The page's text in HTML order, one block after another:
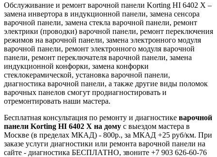
Обслуживание и ремонт варочной панели Korting HI 6402 X –
замена инвертора в индукционной панели, замена сенсора
варочной панели, замена стекла варочной панели, ремонт
электрики (проводки) варочной панели, ремонт переключения
режимов на варочной панели, замена электронного модуля
варочной панели, ремонт электронного модуля варочной
панели, ремонт переключателя варочной панели, замена
индукционной конфорки, замена конфорки
стеклокерамической, установка варочной панели,
диагностика варочной панели, а также другие виды поломок
варочных панелов смогут продиагностировать и
отремонтировать наши мастера.
Бесплатная консультация по ремонту и диагностике варочной
панели Korting HI 6402 X на дому с выездом мастера в
Москве (в пределах МКАД) - 800р., за МКАД +25 руб/км. При
заказе услуги диагностики или ремонта варочной панели на
сайте - диагностика БЕСПЛАТНО, звоните +7 903 626-60-76